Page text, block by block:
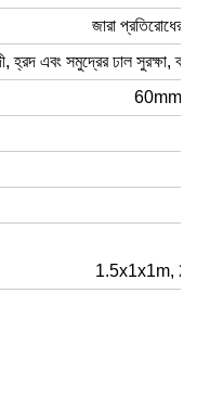
জারা প্রতিরোধের,
হ্রদ এবং সমুদ্রের ঢাল সুরক্ষা,
1.5x1x1m,